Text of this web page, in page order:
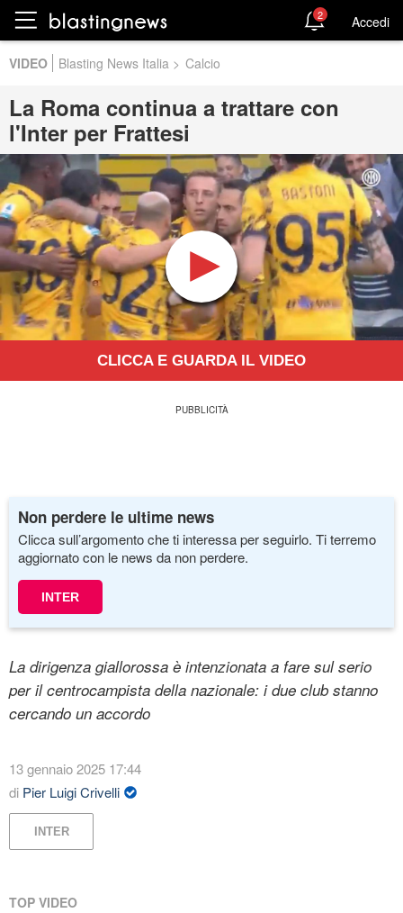
VIDEO Blasting News Italia > Calcio
La Roma continua a trattare con
l'Inter per Frattesi
CLICCA E GUARDA IL VIDEO
Non perdere le ultime news
Clicca sull’argomento che ti interessa per seguirlo. Ti terremo
aggiornato con le news da non perdere.
INTER
La dirigenza giallorossa è intenzionata a fare sul serio
per il centrocampista della nazionale: i due club stanno
cercando un accordo
13 gennaio 2025 17:44
di Pier Luigi Crivelli
INTER
TOP VIDEO
2 Accedi